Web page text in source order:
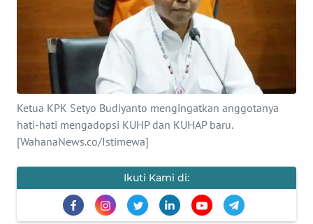
Ketua KPK Setyo Budiyanto mengingatkan anggotanya
hati-hati mengadopsi KUHP dan KUHAP baru.
[WahanaNews.co/Istimewa]
Ikuti Kami di:
INTERNASIONAL
SERBA-SERBI